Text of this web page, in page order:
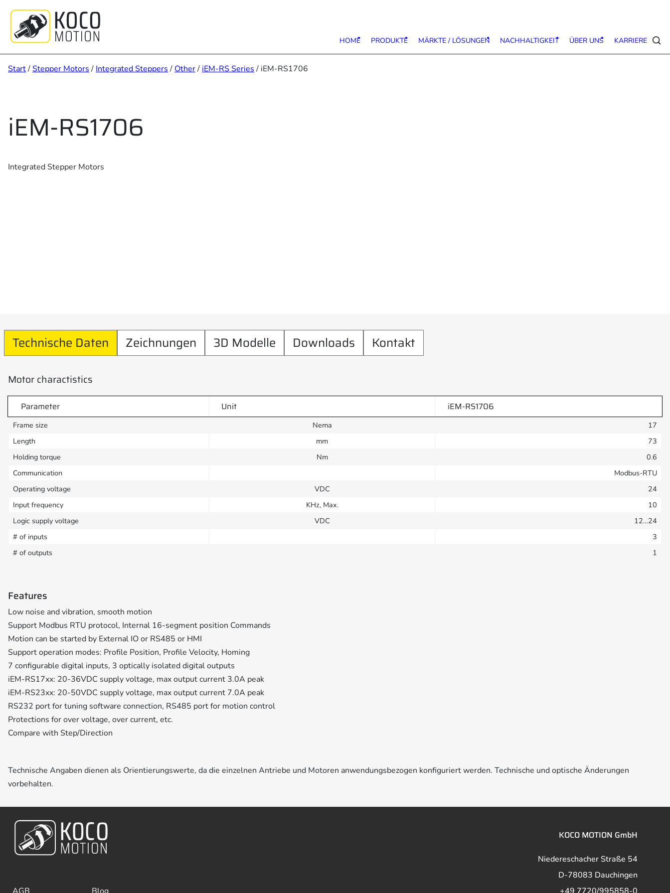
springen
HOME PRODUKTE MÄRKTE / LÖSUNGEN NACHHALTIGKEIT ÜBER UNS KARRIERE
Start/Stepper Motors / Integrated Steppers / Other/ iEM-RS Series / iEM-RS1706
iEM-RS1706
Integrated Stepper Motors
Technische Daten Zeichnungen 3D Modelle Downloads Kontakt
Motor charactistics
Parameter Unit iEM-RS1706
Frame size Nema
17
Length
mm
73
Holding torque
Nm
0.6
Communication
Modbus-RTU
Operating voltage
VDC
24
Input frequency
KHz, Max.
10
Logic supply voltage
VDC
12…24
# of inputs
3
# of outputs
1
Features
Low noise and vibration, smooth motion
Support Modbus RTU protocol, Internal 16-segment position Commands
Motion can be started by External IO or RS485 or HMI
Support operation modes: Profile Position, Profile Velocity, Homing
7 configurable digital inputs, 3 optically isolated digital outputs
iEM-RS17xx: 20-36VDC supply voltage, max output current 3.0A peak
iEM-RS23xx: 20-50VDC supply voltage, max output current 7.0A peak
RS232 port for tuning software connection, RS485 port for motion control
Protections for over voltage, over current, etc.
Compare with Step/Direction
Technische Angaben dienen als Orientierungswerte, da die einzelnen Antriebe und Motoren anwendungsbezogen konfiguriert werden. Technische und optische Änderungen
vorbehalten.
KOCO MOTION GmbH
Niedereschacher Straße 54
D-78083 Dauchingen